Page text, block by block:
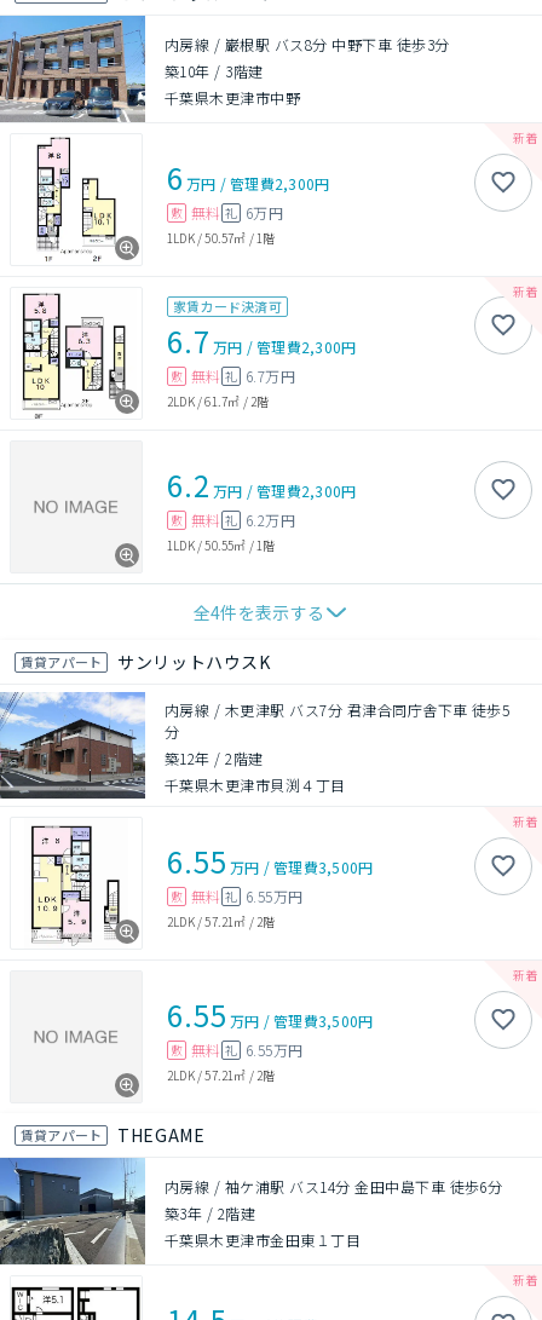
内房線 / 巌根駅 バス8分 中野下車 徒歩3分
築10年 / 3階建
千葉県木更津市中野
6 万円 /管理費2,300円
敷 無料 礼 6万円
1LDK/50.57㎡ / 1階
家賃カード決済可
6.7 万円 /管理費2,300円
敷 無料 礼 6.7万円
2LDK/61.7㎡ /2階
6.2 万円 /管理費2,300円
敷 無料 礼 6.2万円
1LDK/50.55㎡ / 1階
全4件を表示する
賃貸アパート サンリットハウスK
内房線 / 木更津駅 バス7分 君津合同庁舎下車 徒歩5
分
築12年 /2階建
千葉県木更津市貝渕４丁目
6.55 万円 /管理費3,500円
敷 無料 礼 6.55万円
2LDK/57.21㎡ / 2階
6.55 万円 /管理費3,500円
敷 無料 礼 6.55万円
2LDK/57.21㎡ / 2階
賃貸アパート THEGAME
内房線 / 袖ケ浦駅 バス14分 金田中島下車 徒歩6分
築3年 / 2階建
千葉県木更津市金田東１丁目